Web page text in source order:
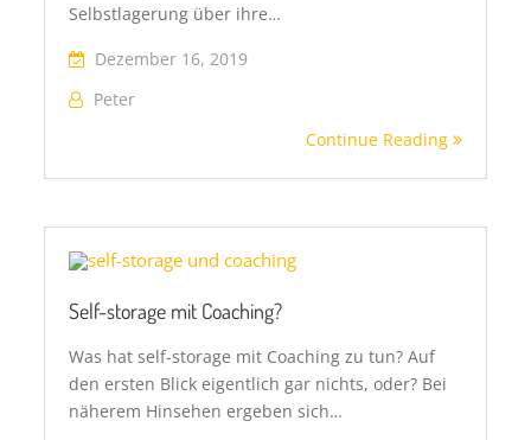
Selbstlagerung über ihre…
Dezember 16, 2019
Peter
Continue Reading
Self-storage mit Coaching?
Was hat self-storage mit Coaching zu tun? Auf
den ersten Blick eigentlich gar nichts, oder? Bei
näherem Hinsehen ergeben sich…